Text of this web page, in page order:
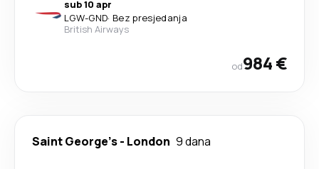
sub 10 apr
LGW-GND· Bez presjedanja
British Airways
od984 €
Saint George's- London 9 dana